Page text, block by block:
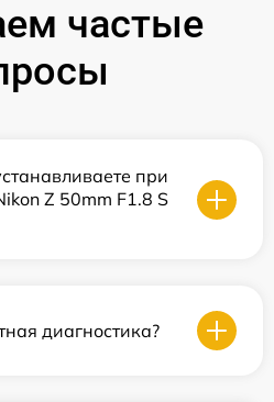
частые
при
Z 50mm F1.8 S
диагностика?